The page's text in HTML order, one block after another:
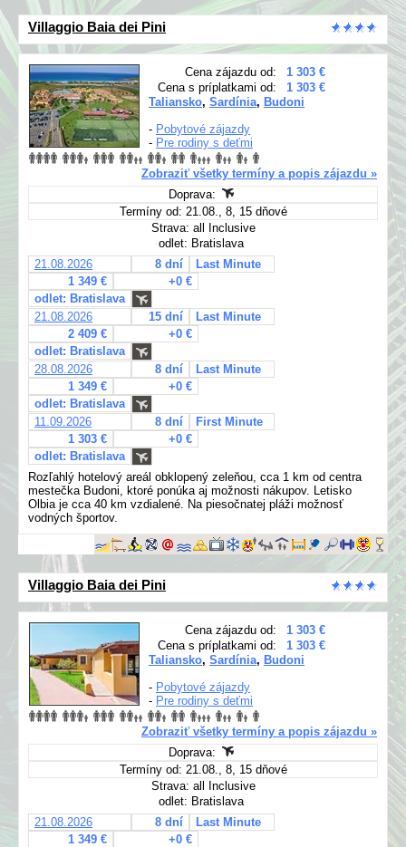
Villaggio Baia dei Pini
Cena zájazdu od:
1 303 €
Cena s príplatkami od:
1 303 €
Taliansko, Sardínia, Budoni
- Pobytové zájazdy
- Pre rodiny s deťmi
Zobraziť všetky termíny a popis zájazdu »
Doprava:
Termíny od: 21.08., 8, 15 dňové
Strava: all Inclusive
odlet: Bratislava
21.08.2026
8 dní
Last Minute
1 349 €
+0 €
odlet: Bratislava
21.08.2026
15 dní
Last Minute
2 409 €
+0 €
odlet: Bratislava
28.08.2026
8 dní
Last Minute
1 349 €
+0 €
odlet: Bratislava
11.09.2026
8 dní
First Minute
1 303 €
+0 €
odlet: Bratislava
Rozľahlý hotelový areál obklopený zeleňou, cca 1 km od centra
mestečka Budoni, ktoré ponúka aj možnosti nákupov. Letisko
Olbia je cca 40 km vzdialené. Na piesočnatej pláži možnosť
vodných športov.
Villaggio Baia dei Pini
Cena zájazdu od:
1 303 €
Cena s príplatkami od:
1 303 €
Taliansko, Sardínia, Budoni
- Pobytové zájazdy
- Pre rodiny s deťmi
Zobraziť všetky termíny a popis zájazdu »
Doprava:
Termíny od: 21.08., 8, 15 dňové
Strava: all Inclusive
odlet: Bratislava
21.08.2026
8 dní
Last Minute
1 349 €
+0 €